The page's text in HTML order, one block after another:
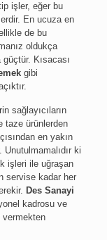
işler, eğer bu
En ucuza en
de bu
oldukça
Kısacası
gibi
sağlayıcıların
taze ürünlerden
en yakın
ki
işleri ile uğraşan
servise kadar her
Des Sanayi
kadrosu ve